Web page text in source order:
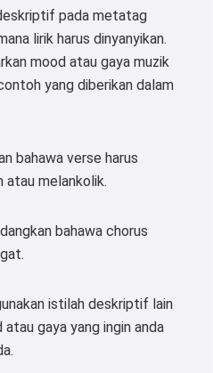
pada metatag
lirik harus dinyanyikan.
mood atau gaya muzik
yang diberikan dalam
bahawa verse harus
atau melankolik.
bahawa chorus
istilah deskriptif lain
gaya yang ingin anda
👋
lagu, menulis
tahniah 🥰